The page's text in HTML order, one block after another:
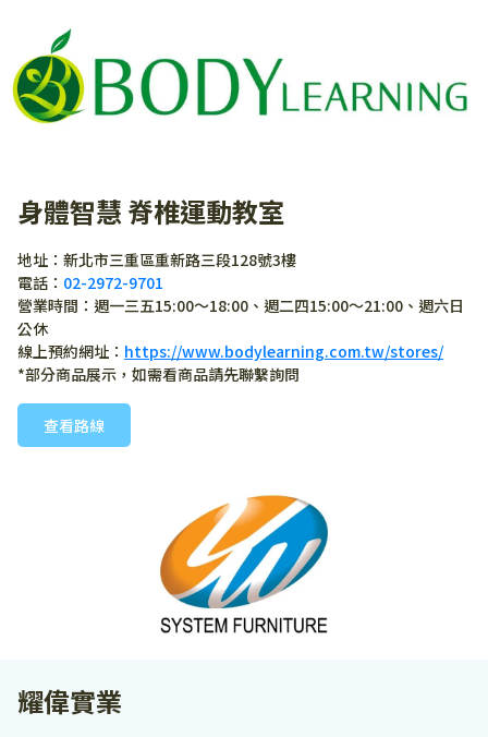
身體智慧 脊椎運動教室
地址：新北市三重區重新路三段128號3樓
電話： 02-2972-9701
營業時間：週一三五15:00～18:00、週二四15:00～21:00、週六日
公休
線上預約網址： https://www.bodylearning.com.tw/stores/
*部分商品展示，如需看商品請先聯繫詢問
查看路線
耀偉實業